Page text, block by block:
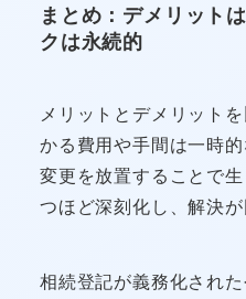
まとめ：デメリット
クは永続的
メリットとデメリット
かる費用や手間は一時
変更を放置することで
つほど深刻化し、解決が
相続登記が義務化され